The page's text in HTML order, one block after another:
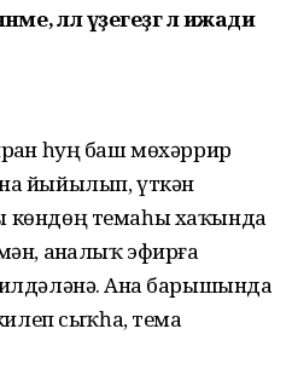
әллә үҙегеҙгә лә ижади
һуң баш мөхәррир
йыйылып, үткән
темаһы хаҡында
аҙналыҡ эфирға
Аҙна барышында
сыҡһа, тема